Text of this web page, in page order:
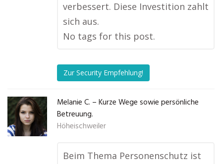
verbessert. Diese Investition zahlt
sich aus.
No tags for this post.
Zur Security Empfehlung!
Melanie C. – Kurze Wege sowie persönliche
Betreuung.
Höheischweiler
Beim Thema Personenschutz ist